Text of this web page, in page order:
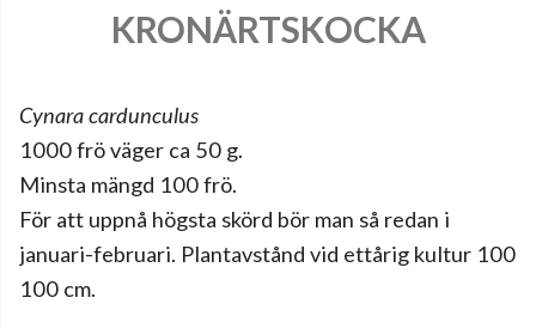
KRONÄRTSKOCKA
Cynara cardunculus
1000 frö väger ca 50 g.
Minsta mängd 100 frö.
För att uppnå högsta skörd bör man så redan i
januari-februari. Plantavstånd vid ettårig kultur 100
100 cm.